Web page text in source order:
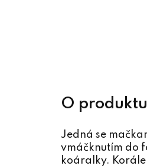
Jedná se
vmáčknutím do
koáralky.